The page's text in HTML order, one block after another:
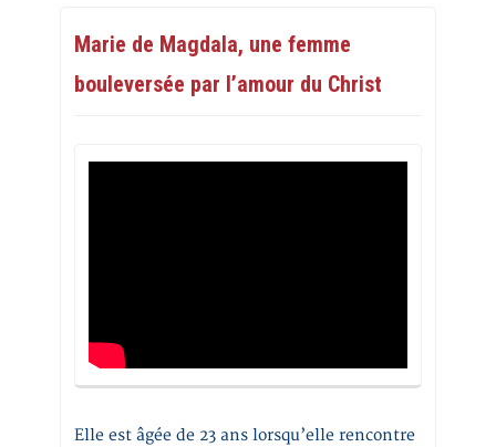
Marie de Magdala, une femme
bouleversée par l’amour du Christ
Elle est âgée de 23 ans lorsqu’elle rencontre